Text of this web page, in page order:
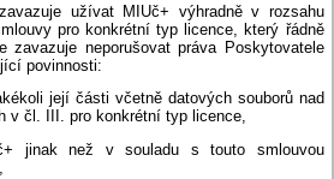
užívat MIUč+ výhradně v rozsahu
pro konkrétní typ licence, který řádně
zavazuje neporušovat práva Poskytovatele
povinnosti:
její části včetně datových souborů nad
v čl. III. pro konkrétní typ licence,
než v souladu s touto smlouvou